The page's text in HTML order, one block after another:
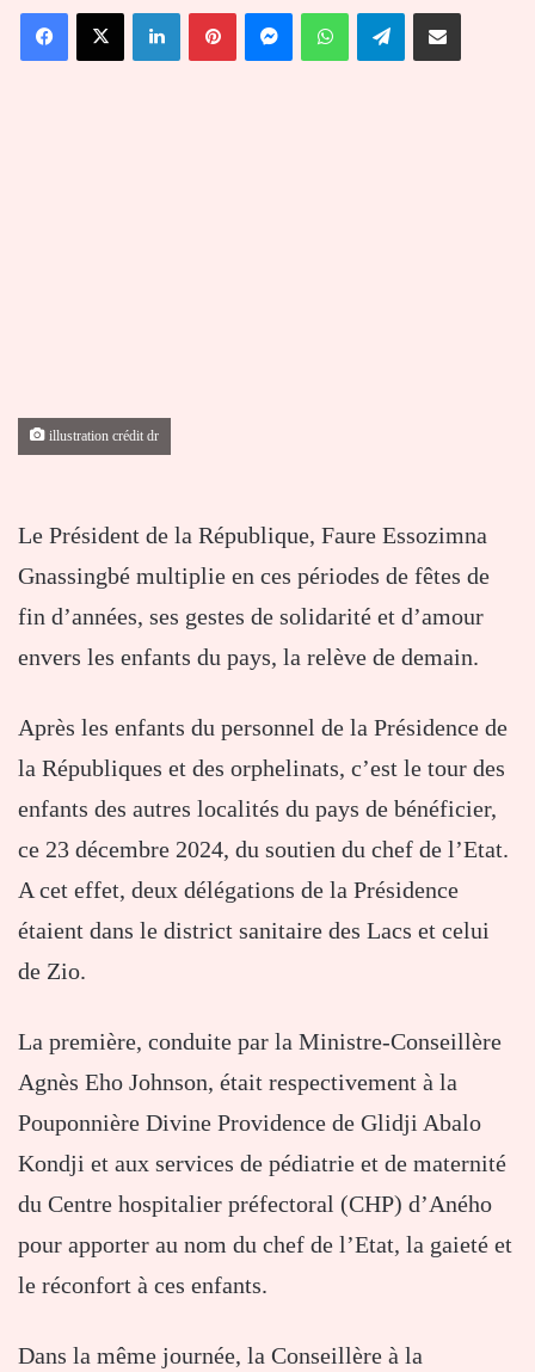
courriel
FacebookX LinkedinPinterestMessengerWhatsAppTelegramPartager par email
illustration crédit dr
Le Président de la République, Faure Essozimna
Gnassingbé multiplie en ces périodes de fêtes de
fin d’années, ses gestes de solidarité et d’amour
envers les enfants du pays, la relève de demain.
Après les enfants du personnel de la Présidence de
la Républiques et des orphelinats, c’est le tour des
enfants des autres localités du pays de bénéficier,
ce 23 décembre 2024, du soutien du chef de l’Etat.
A cet effet, deux délégations de la Présidence
étaient dans le district sanitaire des Lacs et celui
de Zio.
La première, conduite par la Ministre-Conseillère
Agnès Eho Johnson, était respectivement à la
Pouponnière Divine Providence de Glidji Abalo
Kondji et aux services de pédiatrie et de maternité
du Centre hospitalier préfectoral (CHP) d’Aného
pour apporter au nom du chef de l’Etat, la gaieté et
le réconfort à ces enfants.
Dans la même journée, la Conseillère à la